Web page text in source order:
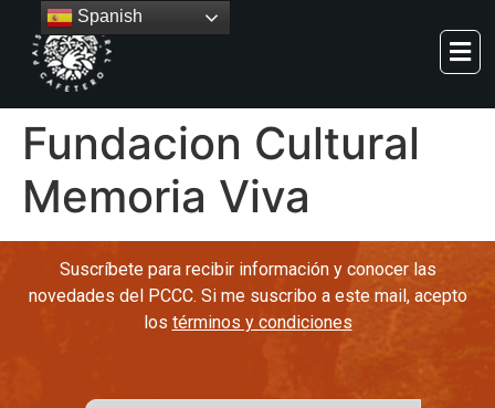
Fundacion Cultural
Memoria Viva
Suscríbete para recibir información y conocer las
novedades del PCCC. Si me suscribo a este mail, acepto
los términos y condiciones
Spanish